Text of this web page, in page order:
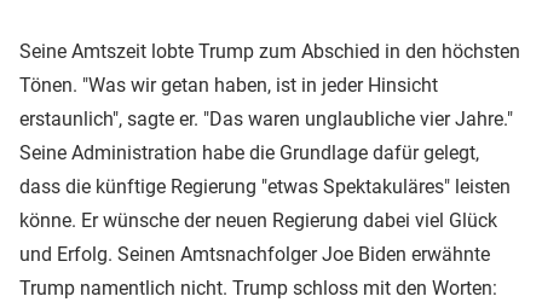
Seine Amtszeit lobte Trump zum Abschied in den höchsten
Tönen. "Was wir getan haben, ist in jeder Hinsicht
erstaunlich", sagte er. "Das waren unglaubliche vier Jahre."
Seine Administration habe die Grundlage dafür gelegt,
dass die künftige Regierung "etwas Spektakuläres" leisten
könne. Er wünsche der neuen Regierung dabei viel Glück
und Erfolg. Seinen Amtsnachfolger Joe Biden erwähnte
Trump namentlich nicht. Trump schloss mit den Worten: